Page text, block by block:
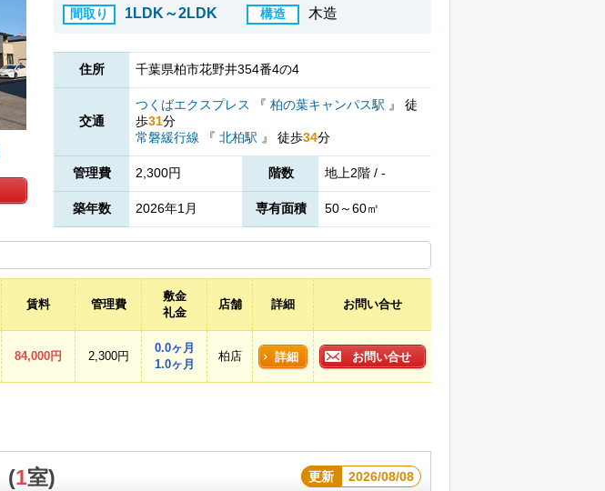
間取り 1LDK～2LDK 構造 木造
住所 千葉県柏市花野井354番4の4
交通
つくばエクスプレス 『 柏の葉キャンパス駅 』 徒
歩31分
常磐緩行線
『 北柏駅 』 徒歩34分
管理費 2,300円 階数 地上2階 / -
築年数 2026年1月 専有面積 50～60㎡
賃料 管理費
敷金
礼金
店舗 詳細 お問い合せ
84,000円 2,300円
0.0ヶ月
1.0ヶ月
柏店 詳細 お問い合せ
(1室) 更新 2026/08/08